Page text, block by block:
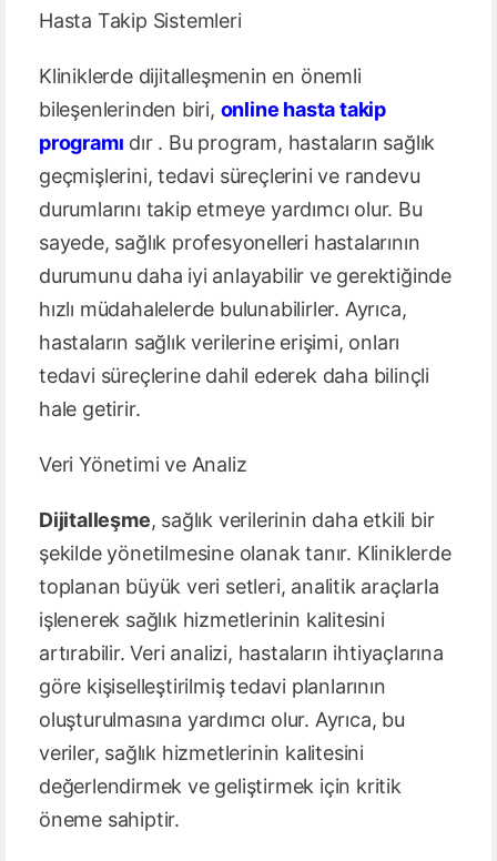
Hasta Takip Sistemleri
Kliniklerde dijitalleşmenin en önemli
bileşenlerinden biri, online hasta takip
programı dır . Bu program, hastaların sağlık
geçmişlerini, tedavi süreçlerini ve randevu
durumlarını takip etmeye yardımcı olur. Bu
sayede, sağlık profesyonelleri hastalarının
durumunu daha iyi anlayabilir ve gerektiğinde
hızlı müdahalelerde bulunabilirler. Ayrıca,
hastaların sağlık verilerine erişimi, onları
tedavi süreçlerine dahil ederek daha bilinçli
hale getirir.
Veri Yönetimi ve Analiz
Dijitalleşme, sağlık verilerinin daha etkili bir
şekilde yönetilmesine olanak tanır. Kliniklerde
toplanan büyük veri setleri, analitik araçlarla
işlenerek sağlık hizmetlerinin kalitesini
artırabilir. Veri analizi, hastaların ihtiyaçlarına
göre kişiselleştirilmiş tedavi planlarının
oluşturulmasına yardımcı olur. Ayrıca, bu
veriler, sağlık hizmetlerinin kalitesini
değerlendirmek ve geliştirmek için kritik
öneme sahiptir.